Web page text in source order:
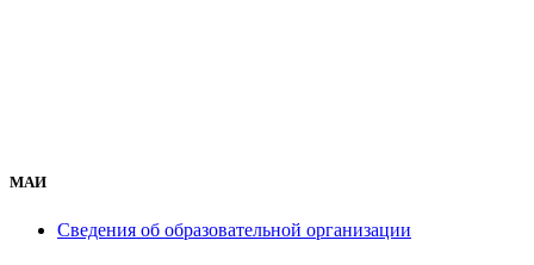
МАИ
Сведения об образовательной организации